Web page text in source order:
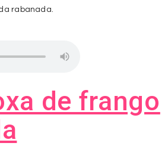
rabanada.
de frango